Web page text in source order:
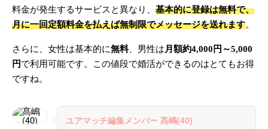
料金が発生するサービスと異なり、 基本的に登録は無料で、
月に一回定額料金を払えば無制限でメッセージを送れます。
さらに、女性は基本的に無料、男性は 月額約4,000円～5,000
円で利用可能です。この値段で婚活ができるのはとてもお得
ですね。
ユアマッチ編集メンバー 髙嶋(40)